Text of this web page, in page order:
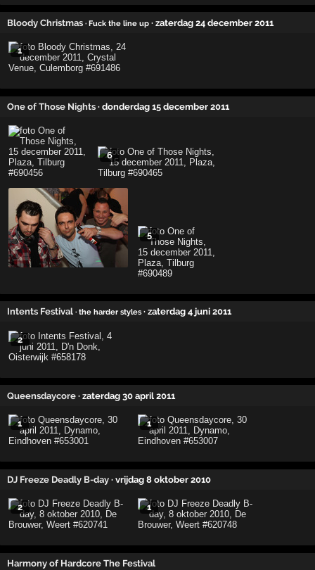
Bloody Christmas · Fuck the line up · zaterdag 24 december 2011
1
One of Those Nights · donderdag 15 december 2011
6
5
Intents Festival · the harder styles · zaterdag 4 juni 2011
2
Queensdaycore · zaterdag 30 april 2011
1 1
DJ Freeze Deadly B-day · vrijdag 8 oktober 2010
2 1
Harmony of Hardcore The Festival